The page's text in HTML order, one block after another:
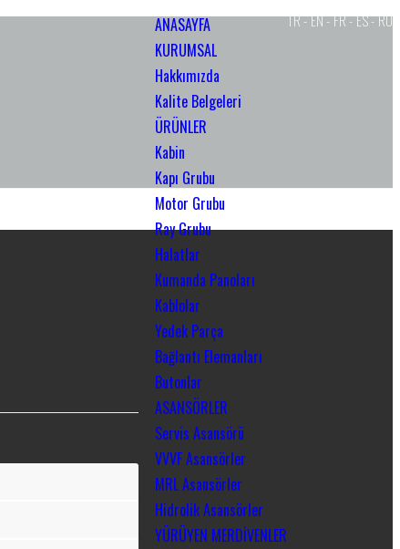
TR -EN -FR -ES -RU
ANASAYFA
KURUMSAL
Hakkımızda
Kalite Belgeleri
ÜRÜNLER
Kabin
Kapı Grubu
Motor Grubu
Ray Grubu
Halatlar
Kumanda Panoları
Kablolar
Yedek Parça
Bağlantı Elemanları
Butonlar
ASANSÖRLER
Servis Asansörü
VVVF Asansörler
MRL Asansörler
Hidrolik Asansörler
YÜRÜYEN MERDİVENLER